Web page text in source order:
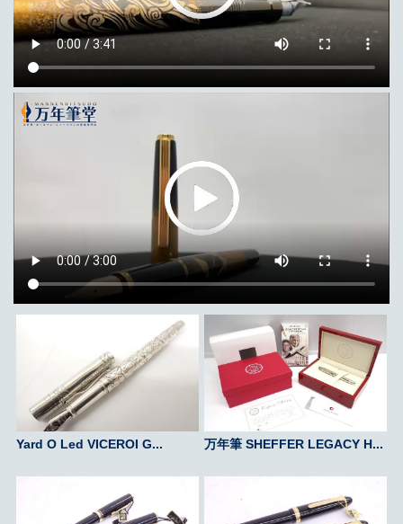
Yard O Led VICEROI G... 万年筆 SHEFFER LEGACY H...